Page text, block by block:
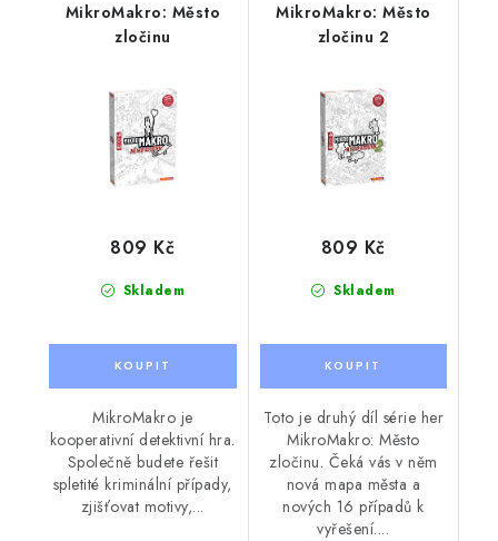
MikroMakro: Město
zločinu
Skladem
809 Kč
MikroMakro je
kooperativní detektivní hra.
Společně budete řešit
spletité kriminální případy,
zjišťovat motivy,...
MikroMakro: Město
zločinu 2
Skladem
809 Kč
Toto je druhý díl série her
MikroMakro: Město
zločinu. Čeká vás v něm
nová mapa města a
nových 16 případů k
vyřešení....